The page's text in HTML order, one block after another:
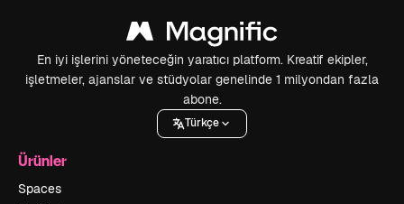
En iyi işlerini yöneteceğin yaratıcı platform. Kreatif ekipler,
işletmeler, ajanslar ve stüdyolar genelinde 1 milyondan fazla
abone.
Türkçe
Ürünler
Spaces